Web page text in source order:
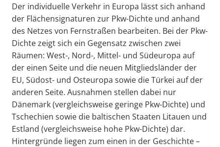
Der individuelle Verkehr in Europa lässt sich anhand
der Flächensignaturen zur Pkw-Dichte und anhand
des Netzes von Fernstraßen bearbeiten. Bei der Pkw-
Dichte zeigt sich ein Gegensatz zwischen zwei
Räumen: West-, Nord-, Mittel- und Südeuropa auf
der einen Seite und die neuen Mitgliedsländer der
EU, Südost- und Osteuropa sowie die Türkei auf der
anderen Seite. Ausnahmen stellen dabei nur
Dänemark (vergleichsweise geringe Pkw-Dichte) und
Tschechien sowie die baltischen Staaten Litauen und
Estland (vergleichsweise hohe Pkw-Dichte) dar.
Hintergründe liegen zum einen in der Geschichte –